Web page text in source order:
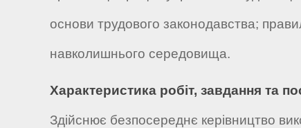
основи трудового законодавства;
навколишнього середовища.
Характеристика робіт, завдання та
Здійснює безпосереднє керівництво